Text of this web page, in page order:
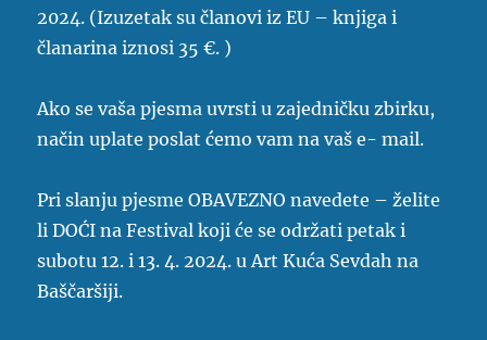
2024. (Izuzetak su članovi iz EU – knjiga i
članarina iznosi 35 €. )
Ako se vaša pjesma uvrsti u zajedničku zbirku,
način uplate poslat ćemo vam na vaš e- mail.
Pri slanju pjesme OBAVEZNO navedete – želite
li DOĆI na Festival koji će se održati petak i
subotu 12. i 13. 4. 2024. u Art Kuća Sevdah na
Baščaršiji.